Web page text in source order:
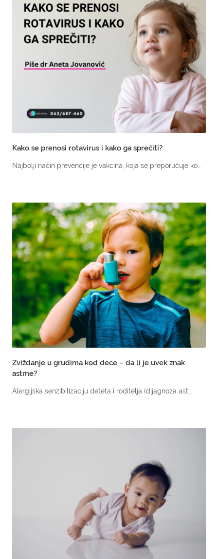
Kako se prenosi rotavirus i kako ga sprečiti?
Najbolji način prevencije je vakcina, koja se preporučuje ko...
Zviždanje u grudima kod dece – da li je uvek znak
astme?
Alergijska senzibilizaciju deteta i roditelja (dijagnoza ast...